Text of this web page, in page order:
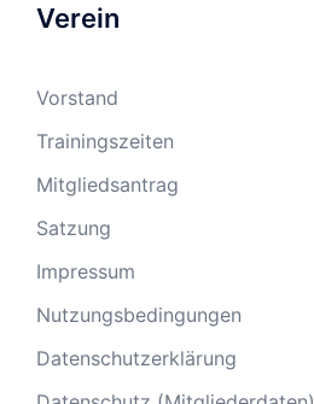
Verein
Vorstand
Trainingszeiten
Mitgliedsantrag
Satzung
Impressum
Nutzungsbedingungen
Datenschutzerklärung